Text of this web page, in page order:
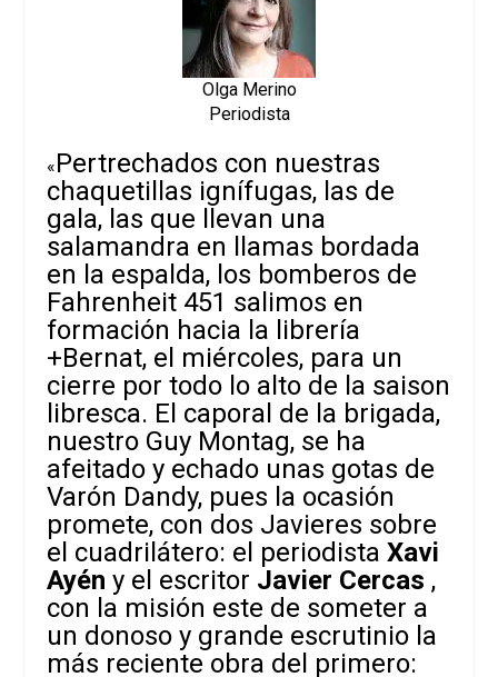
Olga Merino
Periodista
«Pertrechados con nuestras
chaquetillas ignífugas, las de
gala, las que llevan una
salamandra en llamas bordada
en la espalda, los bomberos de
Fahrenheit 451 salimos en
formación hacia la librería
+Bernat, el miércoles, para un
cierre por todo lo alto de la saison
libresca. El caporal de la brigada,
nuestro Guy Montag, se ha
afeitado y echado unas gotas de
Varón Dandy, pues la ocasión
promete, con dos Javieres sobre
el cuadrilátero: el periodista Xavi
Ayény el escritor Javier Cercas ,
con la misión este de someter a
un donoso y grande escrutinio la
más reciente obra del primero: